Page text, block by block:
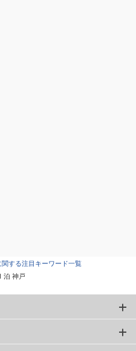
する注目キーワード一覧
泊 神戸